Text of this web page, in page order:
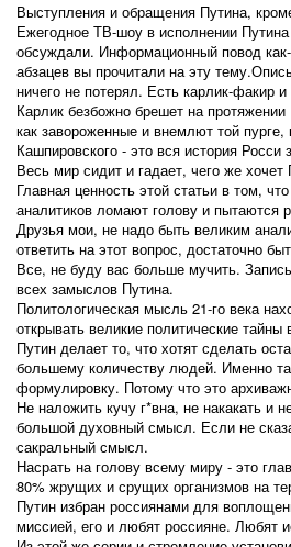
Выступления и обращения Путина,
Ежегодное ТВ-шоу в исполнении
обсуждали. Информационный повод
абзацев вы прочитали на эту
ничего не потерял. Есть карлик-факир
Карлик безбожно брешет на
как завороженные и внемлют той
Кашпировского - это вся история
Весь мир сидит и гадает, чего же хочет
Главная ценность этой статьи в том,
аналитиков ломают голову и пытаются
Друзья мои, не надо быть великим
ответить на этот вопрос, достаточно
Все, не буду вас больше мучить.
всех замыслов Путина.
Политологическая мысль 21-го века
открывать великие политические
Путин делает то, что хотят сделать
большему количеству людей. Именно
формулировку. Потому что это
Не наложить кучу г*вна, не накакать и
большой духовный смысл. Если не
сакральный смысл.
Насрать на голову всему миру - это
80% жрущих и срущих организмов на
Путин избран россиянами для
миссией, его и любят россияне. Любят